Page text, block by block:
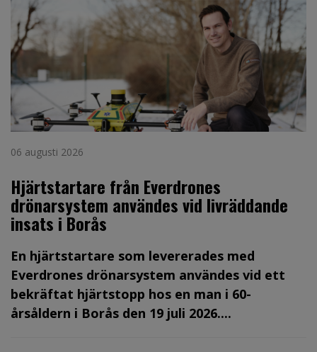
06 augusti 2026
Hjärtstartare från Everdrones
drönarsystem användes vid livräddande
insats i Borås
En hjärtstartare som levererades med
Everdrones drönarsystem användes vid ett
bekräftat hjärtstopp hos en man i 60-
årsåldern i Borås den 19 juli 2026....